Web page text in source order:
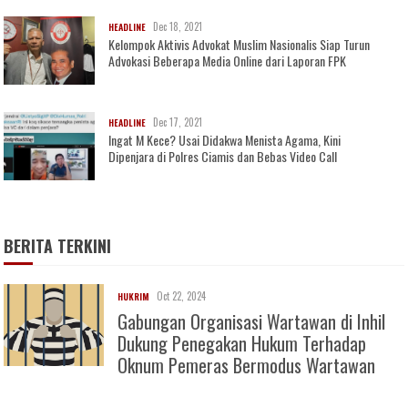
HEADLINE Dec 18, 2021
Kelompok Aktivis Advokat Muslim Nasionalis Siap Turun
Advokasi Beberapa Media Online dari Laporan FPK
HEADLINE Dec 17, 2021
Ingat M Kece? Usai Didakwa Menista Agama, Kini
Dipenjara di Polres Ciamis dan Bebas Video Call
BERITA TERKINI
HUKRIM Oct 22, 2024
Gabungan Organisasi Wartawan di Inhil
Dukung Penegakan Hukum Terhadap
Oknum Pemeras Bermodus Wartawan